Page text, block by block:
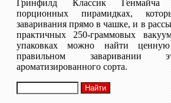
Гринфилд Классик Генмайча
порционных пирамидках,
заваривания прямо в чашке, и в
практичных 250-граммовых
упаковках можно найти
правильном заваривании
ароматизированного сорта.